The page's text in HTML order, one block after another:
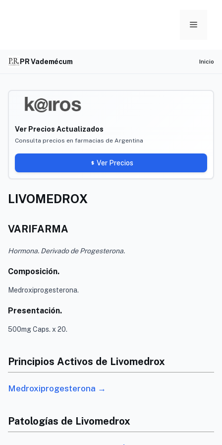
Menu
PR Vademécum Inicio
Ver Precios Actualizados
Consulta precios en farmacias de Argentina
Ver Precios
LIVOMEDROX
VARIFARMA
Hormona. Derivado de Progesterona.
Composición.
Medroxiprogesterona.
Presentación.
500mg Caps. x 20.
Principios Activos de Livomedrox
Medroxiprogesterona →
Patologías de Livomedrox